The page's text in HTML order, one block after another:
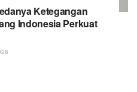
Ketegangan
Indonesia Perkuat